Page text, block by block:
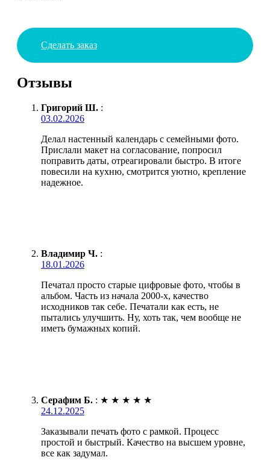
Сделать заказ
Отзывы
Григорий Ш. :
03.02.2026
Делал настенный календарь с семейными фото.
Прислали макет на согласование, попросил
поправить даты, отреагировали быстро. В итоге
повесили на кухню, смотрится уютно, крепление
надежное.
Владимир Ч. :
18.01.2026
Печатал просто старые цифровые фото, чтобы в
альбом. Часть из начала 2000-х, качество
исходников так себе. Печатали как есть, не
пытались улучшить. Ну, хоть так, чем вообще не
иметь бумажных копий.
Серафим Б. : ★ ★ ★ ★ ★
24.12.2025
Заказывали печать фото с рамкой. Процесс
простой и быстрый. Качество на высшем уровне,
все как задумал.